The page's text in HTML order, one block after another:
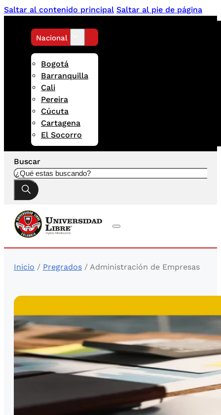
Saltar al contenido principal Saltar al pie de página
Nacional
Bogotá
Barranquilla
Cali
Pereira
Cúcuta
Cartagena
El Socorro
Buscar
Inicio / Pregrados / Administración de Empresas